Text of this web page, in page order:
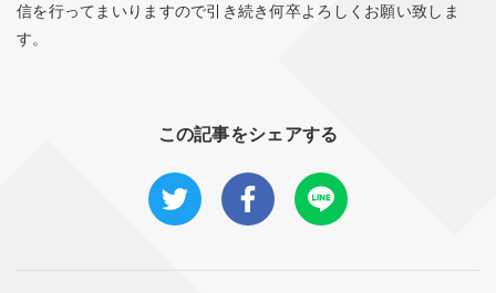
信を行ってまいりますので引き続き何卒よろしくお願い致しま
す。
この記事をシェアする